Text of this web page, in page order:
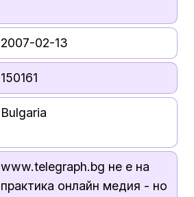
2007-02-13
150161
Bulgaria
www.telegraph.bg не е на
практика онлайн медия - но